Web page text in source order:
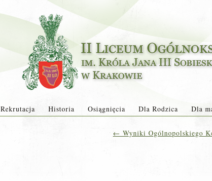
Rekrutacja Historia Osiągnięcia Dla Rodzica Dla
← Wyniki Ogólnopolskiego